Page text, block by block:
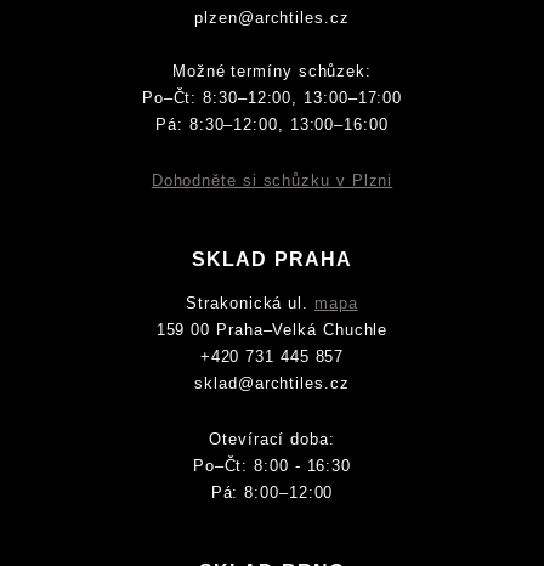
plzen@archtiles.cz
Možné termíny schůzek:
Po–Čt: 8:30–12:00, 13:00–17:00
Pá: 8:30–12:00, 13:00–16:00
Dohodněte si schůzku v Plzni
SKLAD PRAHA
Strakonická ul. mapa
159 00 Praha–Velká Chuchle
+420 731 445 857
sklad@archtiles.cz
Otevírací doba:
Po–Čt: 8:00 - 16:30
Pá: 8:00–12:00